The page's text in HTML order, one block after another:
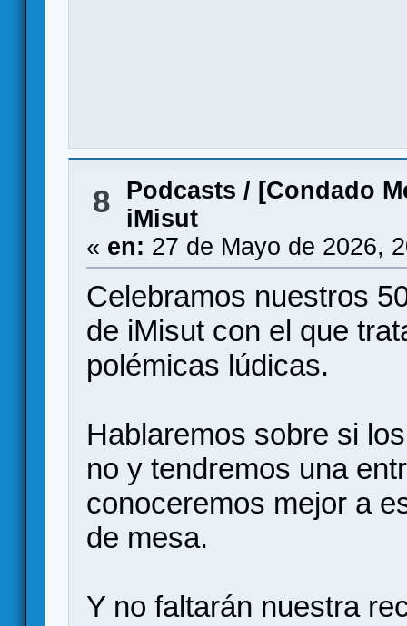
8 Podcasts / [Condado
iMisut
« en: 27 de Mayo de 2026,
Celebramos nuestros
de iMisut con el que
polémicas lúdicas.
Hablaremos sobre si
no y tendremos una
conoceremos mejor a
de mesa.
Y no faltarán nuestra